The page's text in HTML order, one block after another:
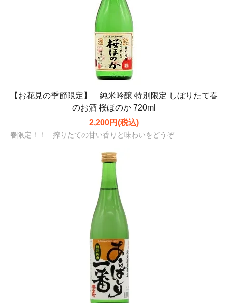
【お花見の季節限定】 純米吟醸 特別限定 しぼりたて春
のお酒 桜ほのか 720ml
2,200円(税込)
春限定！！ 搾りたての甘い香りと味わいをどうぞ